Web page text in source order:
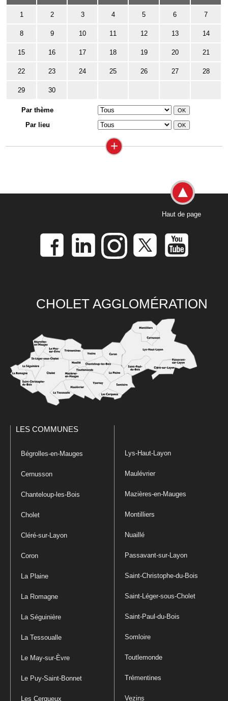
1 2 3 4 5 6 7
8 9 10 11 12 13 14
15 16 17 18 19 20 21
22 23 24 25 26 27 28
29 30
Par thème
Par lieu
+
Haut de page
CHOLET AGGLOMÉRATION
LES COMMUNES
Bégrolles-en-Mauges
Cernusson
Chanteloup-les-Bois
Cholet
Cléré-sur-Layon
Coron
La Plaine
La Romagne
La Séguinière
La Tessoualle
Le May-sur-Èvre
Le Puy-Saint-Bonnet
Les Cerqueux
Lys-Haut-Layon
Maulévrier
Mazières-en-Mauges
Montilliers
Nuaillé
Passavant-sur-Layon
Saint-Christophe-du-Bois
Saint-Léger-sous-Cholet
Saint-Paul-du-Bois
Somloire
Toutlemonde
Trémentines
Vezins